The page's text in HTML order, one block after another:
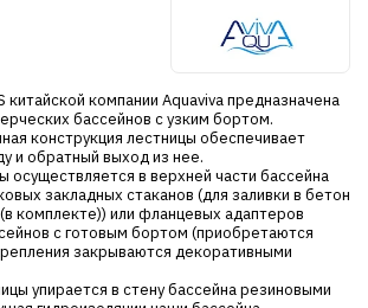
китайской компании Aquaviva предназначена
бассейнов с узким бортом.
конструкция лестницы обеспечивает
и обратный выход из нее.
осуществляется в верхней части бассейна
закладных стаканов (для заливки в бетон
комплекте)) или фланцевых адаптеров
с готовым бортом (приобретаются
закрываются декоративными
упирается в стену бассейна резиновыми